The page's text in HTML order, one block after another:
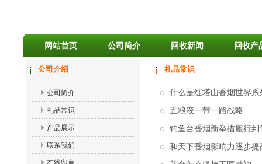
网站首页 公司简介 回收新闻 回收产
礼品常识
什么是红塔山香烟世界系
五粮液一带一路战略
钓鱼台香烟新举措履行到
和天下香烟影响力逐步提
公司介绍
公司简介
礼品常识
产品展示
联系我们